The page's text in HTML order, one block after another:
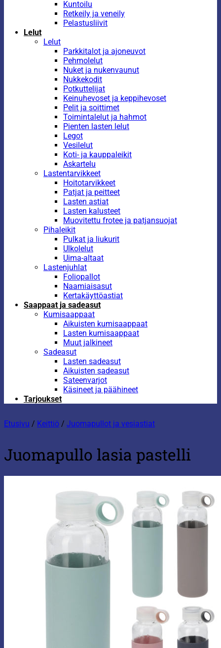
Kuntoilu
Retkeily ja veneily
Pelastusliivit
Lelut
Lelut
Parkkitalot ja ajoneuvot
Pehmolelut
Nuket ja nukenvaunut
Nukkekodit
Potkuttelijat
Keinuhevoset ja keppihevoset
Pelit ja soittimet
Toimintalelut ja hahmot
Pienten lasten lelut
Legot
Vesilelut
Koti- ja kauppaleikit
Askartelu
Lastentarvikkeet
Hoitotarvikkeet
Patjat ja peitteet
Lasten astiat
Lasten kalusteet
Muovitettu frotee ja patjansuojat
Pihaleikit
Pulkat ja liukurit
Ulkolelut
Uima-altaat
Lastenjuhlat
Foliopallot
Naamiaisasut
Kertakäyttöastiat
Saappaat ja sadeasut
Kumisaappaat
Aikuisten kumisaappaat
Lasten kumisaappaat
Muut jalkineet
Sadeasut
Lasten sadeasut
Aikuisten sadeasut
Sateenvarjot
Käsineet ja päähineet
Tarjoukset
Etusivu / Keittiö / Juomapullot ja vesiastiat
Juomapullo lasia pastelli